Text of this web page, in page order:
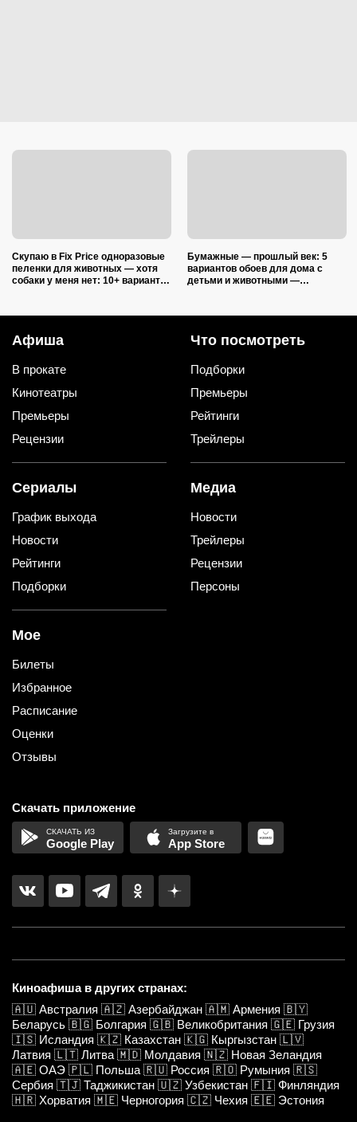
Скупаю в Fix Price одноразовые
пеленки для животных — хотя
собаки у меня нет: 10+ вариантов
Бумажные — прошлый век: 5
вариантов обоев для дома с
детьми и животными —
Афиша
В прокате
Кинотеатры
Премьеры
Рецензии
Что посмотреть
Подборки
Премьеры
Рейтинги
Трейлеры
Сериалы
График выхода
Новости
Рейтинги
Подборки
Медиа
Новости
Трейлеры
Рецензии
Персоны
Мое
Билеты
Избранное
Расписание
Оценки
Отзывы
Скачать приложение
Google Play App Store
Киноафиша в других странах:
🇦🇺 Австралия 🇦🇿 Азербайджан 🇦🇲 Армения 🇧🇾
Беларусь 🇧🇬 Болгария 🇬🇧 Великобритания 🇬🇪 Грузия
🇮🇸 Исландия 🇰🇿 Казахстан 🇰🇬 Кыргызстан 🇱🇻
Латвия 🇱🇹 Литва 🇲🇩 Молдавия 🇳🇿 Новая Зеландия
🇦🇪 ОАЭ 🇵🇱 Польша 🇷🇺 Россия 🇷🇴 Румыния 🇷🇸
Сербия 🇹🇯 Таджикистан 🇺🇿 Узбекистан 🇫🇮 Финляндия
🇭🇷 Хорватия 🇲🇪 Черногория 🇨🇿 Чехия 🇪🇪 Эстония